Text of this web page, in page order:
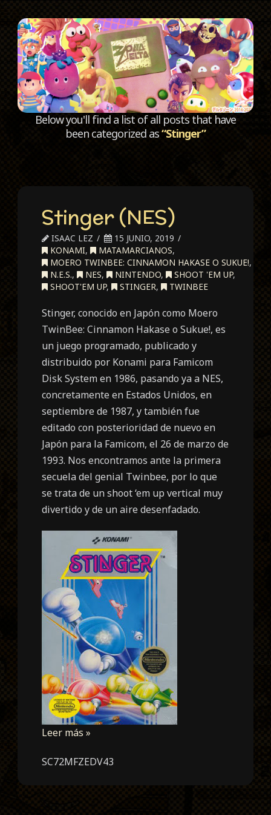
Below you'll find a list of all posts that have
been categorized as“Stinger”
Stinger (NES)
ISAAC LEZ
15 JUNIO, 2019
KONAMI, MATAMARCIANOS,
MOERO TWINBEE: CINNAMON HAKASE O SUKUE!,
N.E.S., NES, NINTENDO, SHOOT 'EM UP,
SHOOT'EM UP, STINGER, TWINBEE
Stinger, conocido en Japón como Moero
TwinBee: Cinnamon Hakase o Sukue!, es
un juego programado, publicado y
distribuido por Konami para Famicom
Disk System en 1986, pasando ya a NES,
concretamente en Estados Unidos, en
septiembre de 1987, y también fue
editado con posterioridad de nuevo en
Japón para la Famicom, el 26 de marzo de
1993. Nos encontramos ante la primera
secuela del genial Twinbee, por lo que
se trata de un shoot ‘em up vertical muy
divertido y de un aire desenfadado.
Leer más »
SC72MFZEDV43